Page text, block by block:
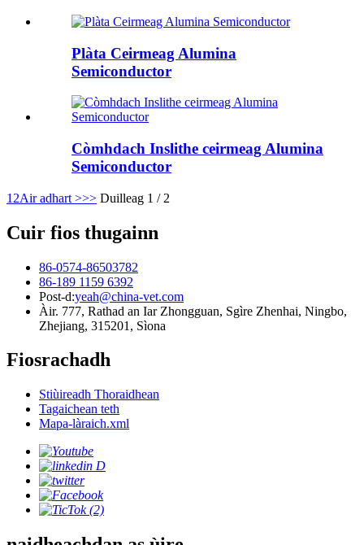
Plàta Ceirmeag Alumina
Semiconductor
Còmhdach Inslithe ceirmeag Alumina
Semiconductor
1 2Air adhart >>> Duilleag 1 / 2
Cuir fios thugainn
86-0574-86503782
86-189 1159 6392
Post-d:yeah@china-vet.com
Àir. 777, Rathad an Iar Zhongguan, Sgìre Zhenhai, Ningbo,
Zhejiang, 315201, Sìona
Fiosrachadh
Stiùireadh Thoraidhean
Tagaichean teth
Mapa-làraich.xml